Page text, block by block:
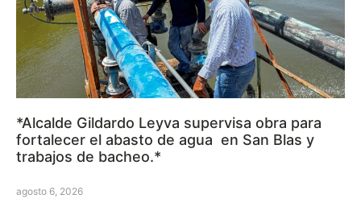
*Alcalde Gildardo Leyva supervisa obra para
fortalecer el abasto de agua en San Blas y
trabajos de bacheo.*
agosto 6, 2026